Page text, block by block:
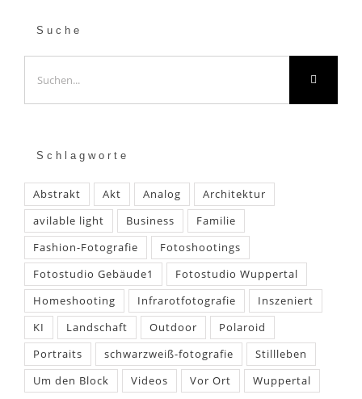
Suche
nach:
Schlagworte
Abstrakt Akt Analog
Architektur
avilable light
Business
Familie
Fashion-Fotografie
Fotoshootings
Fotostudio Gebäude1
Fotostudio Wuppertal
Homeshooting
Infrarotfotografie
Inszeniert
KI
Landschaft Outdoor
Polaroid
Portraits
schwarzweiß-fotografie
Stillleben
Um den Block
Videos Vor Ort Wuppertal